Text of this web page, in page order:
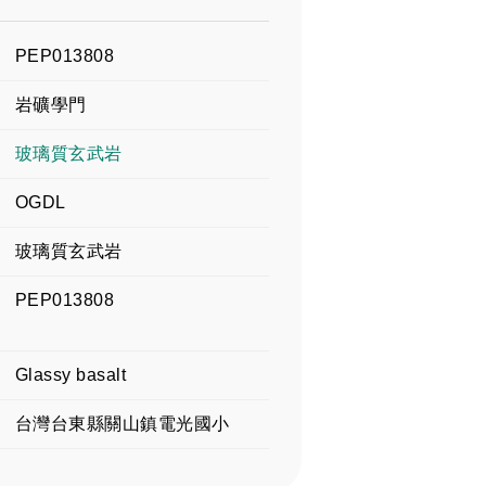
PEP013808
岩礦學門
玻璃質玄武岩
OGDL
玻璃質玄武岩
PEP013808
Glassy basalt
台灣台東縣關山鎮電光國小